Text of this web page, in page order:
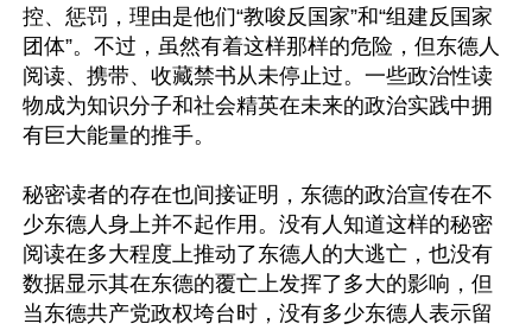
控、惩罚，理由是他们“教唆反国家”和“组建反国家
团体”。不过，虽然有着这样那样的危险，但东德人
阅读、携带、收藏禁书从未停止过。一些政治性读
物成为知识分子和社会精英在未来的政治实践中拥
有巨大能量的推手。
秘密读者的存在也间接证明，东德的政治宣传在不
少东德人身上并不起作用。没有人知道这样的秘密
阅读在多大程度上推动了东德人的大逃亡，也没有
数据显示其在东德的覆亡上发挥了多大的影响，但
当东德共产党政权垮台时，没有多少东德人表示留